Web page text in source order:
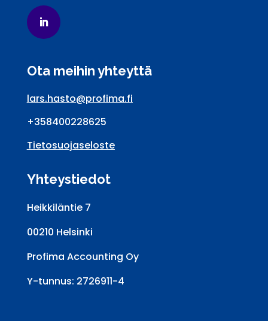
Ota meihin yhteyttä
lars.hasto@profima.fi
+358400228625
Tietosuojaseloste
Yhteystiedot
Heikkiläntie 7
00210 Helsinki
Profima Accounting Oy
Y-tunnus: 2726911-4